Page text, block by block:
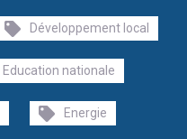
Développement local
Education nationale
Energie